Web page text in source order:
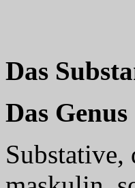
Das
Das Genus
Substative,